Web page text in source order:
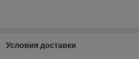
Условия доставки